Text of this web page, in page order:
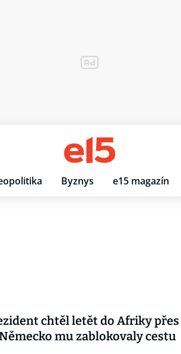
Byznys e15 magazín
chtěl letět do Afriky přes
mu zablokovaly cestu